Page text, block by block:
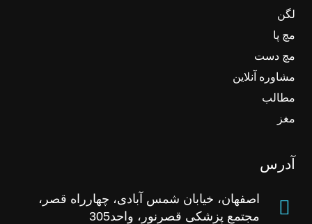
لگن
مچ پا
مچ دست
مشاوره آنلاین
مطالب
مغز
آدرس
اصفهان، خیابان شمس آبادی، چهارراه قصر،
مجتمع پزشکی قصرنور، واحد305